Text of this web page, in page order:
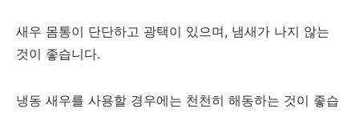
새우 몸통이 단단하고 광택이 있으며, 냄새가 나지 않는
것이 좋습니다.
냉동 새우를 사용할 경우에는 천천히 해동하는 것이 좋습